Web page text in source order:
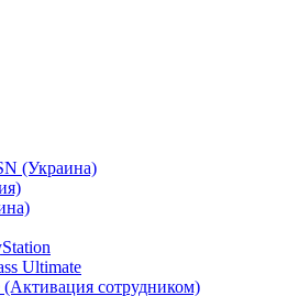
(Украина)
Ultimate
(Активация сотрудником)